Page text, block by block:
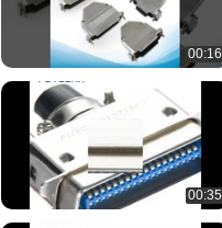
00:16
00:35